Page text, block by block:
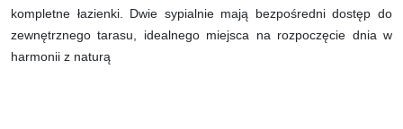
kompletne łazienki. Dwie sypialnie mają bezpośredni dostęp do
zewnętrznego tarasu, idealnego miejsca na rozpoczęcie dnia w
harmonii z naturą